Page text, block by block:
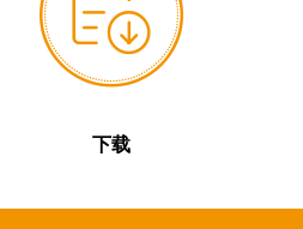
下载